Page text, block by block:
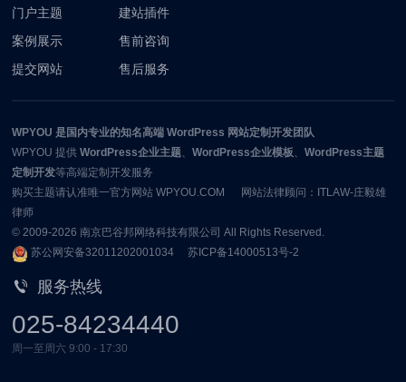
门户主题
案例展示
提交网站
建站插件
售前咨询
售后服务
WPYOU 是国内专业的知名高端 WordPress 网站定制开发团队
WPYOU 提供WordPress企业主题 、WordPress企业模板 、WordPress主题
定制开发等高端定制开发服务
购买主题请认准唯一官方网站 WPYOU.COM 网站法律顾问：ITLAW-庄毅雄
律师
© 2009-2026南京巴谷邦网络科技有限公司 All Rights Reserved.
苏公网安备32011202001034
苏ICP备14000513号-2
服务热线
025-84234440
周一至周六 9:00 - 17:30